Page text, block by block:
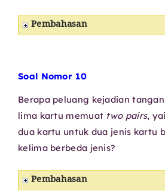
Pembahasan
Soal Nomor 10
Berapa peluang kejadian
lima kartu memuat two pairs,
dua kartu untuk dua jenis kartu
kelima berbeda jenis?
Pembahasan